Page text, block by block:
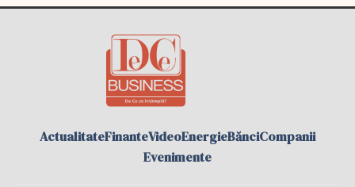
ActualitateFinanteVideoEnergieBănciCompanii
Evenimente